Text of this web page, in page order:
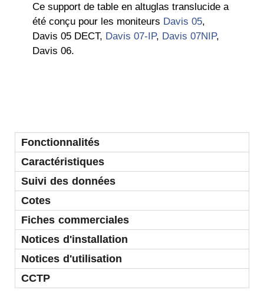
Ce support de table en altuglas translucide a
été conçu pour les moniteurs Davis 05,
Davis 05 DECT, Davis 07-IP, Davis 07NIP,
Davis 06.
Fonctionnalités
Caractéristiques
Suivi des données
Cotes
Fiches commerciales
Notices d'installation
Notices d'utilisation
CCTP